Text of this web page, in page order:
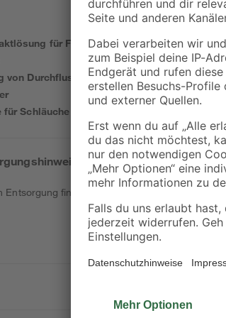
für Fertigbecken und kleinere Teiche
von Durchflussmenge und Fontänenhöhe
Schläuche von 1/2 bis 1"
findest du